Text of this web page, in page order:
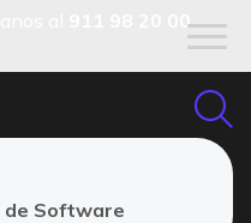
911 98 20 00
Software